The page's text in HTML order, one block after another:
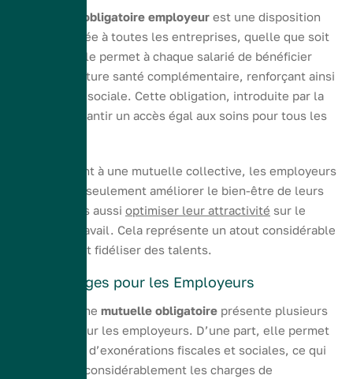
mutuelle obligatoire employeur est une disposition
légale imposée à toutes les entreprises, quelle que soit
leur taille. Elle permet à chaque salarié de bénéficier
d’une couverture santé complémentaire, renforçant ainsi
la protection sociale. Cette obligation, introduite par la
loi, vise à garantir un accès égal aux soins pour tous les
En souscrivant à une mutuelle collective, les employeurs
peuvent non seulement améliorer le bien-être de leurs
équipes, mais aussi optimiser leur attractivité sur le
marché du travail. Cela représente un atout considérable
pour attirer et fidéliser des talents.
Les Avantages pour les Employeurs
Opter pour une mutuelle obligatoire présente plusieurs
avantages pour les employeurs. D’une part, elle permet
de bénéficier d’exonérations fiscales et sociales, ce qui
peut alléger considérablement les charges de